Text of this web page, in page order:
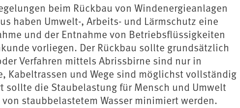
beim Rückbau von Windenergieanlagen
haben Umwelt-, Arbeits- und Lärmschutz eine
und der Entnahme von Betriebsflüssigkeiten
vorliegen. Der Rückbau sollte grundsätzlich
Verfahren mittels Abrissbirne sind nur in
Kabeltrassen und Wege sind möglichst vollständig
sollte die Staubelastung für Mensch und Umwelt
staubbelastetem Wasser minimiert werden.